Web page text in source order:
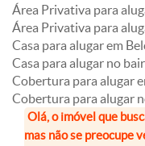
Área Privativa para
Área Privativa para
Casa para alugar em
Casa para alugar no
Cobertura para alugar
Cobertura para alugar
Olá, o imóvel que
mas não se preocupe